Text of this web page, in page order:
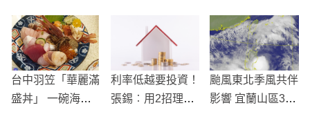
臉！
花、泡好湯
交保
台中羽笠「華麗滿
盛丼」 一碗海中
利率低越要投資！
張錫︰用2招理財
颱風東北季風共伴
影響 宜蘭山區3天